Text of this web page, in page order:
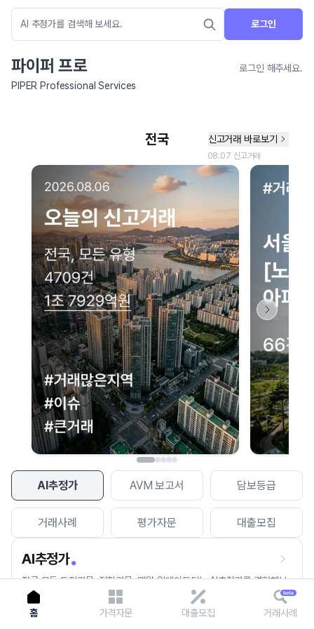
로그인
파이퍼 프로
로그인 해주세요.
PIPER Professional Services
AI추정가 AVM 보고서 담보등급
거래사례 평가자문 대출모집
AI추정가
전국 모든 토지건물, 집합건물, 매월 업데이트되는 AI추정가를 경험해보
세요.
네이버 지도 연결 안내
현재 네이버 지도 연결이 원활하지 않아 지도를 불러올 수 없습니다.
이용에 불편을 드려 죄송합니다.
다시 시도
홈 가격자문 대출모집 거래사례